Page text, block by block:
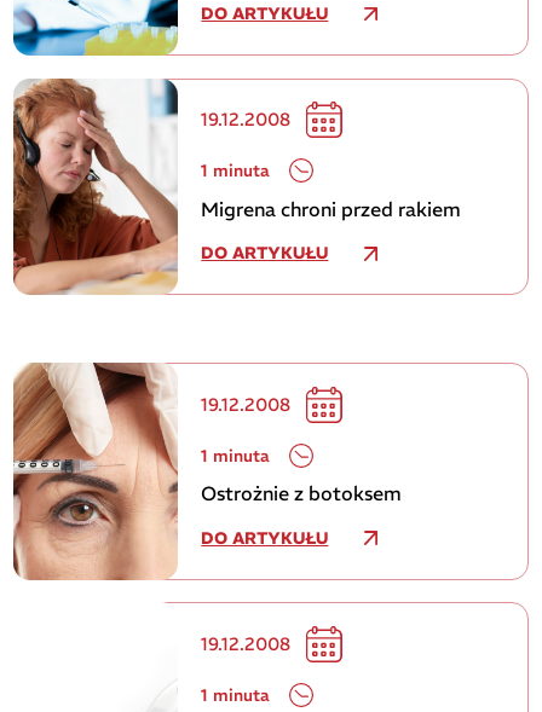
DO ARTYKUŁU
19.12.2008
1 minuta
Migrena chroni przed rakiem
DO ARTYKUŁU
19.12.2008
1 minuta
Ostrożnie z botoksem
DO ARTYKUŁU
19.12.2008
1 minuta